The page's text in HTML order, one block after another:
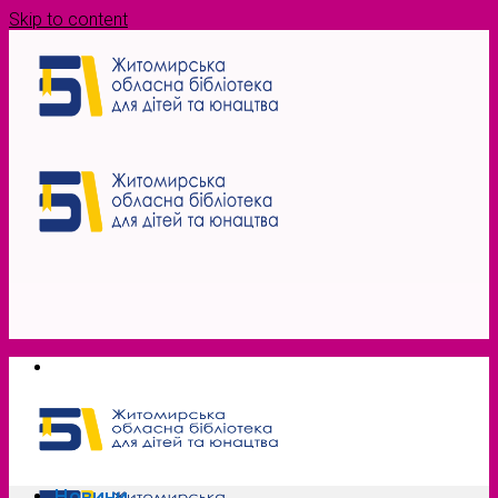
Skip to content